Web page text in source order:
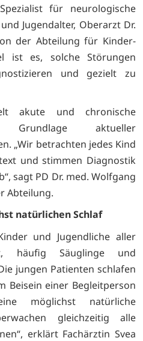
für neurologische
Jugendalter, Oberarzt Dr.
der Abteilung für Kinder-
ist es, solche Störungen
und gezielt zu
akute und chronische
aktueller
„Wir betrachten jedes Kind
und stimmen Diagnostik
sagt PD Dr. med. Wolfgang
Abteilung.
natürlichen Schlaf
und Jugendliche aller
häufig Säuglinge und
jungen Patienten schlafen
Beisein einer Begleitperson
möglichst natürliche
gleichzeitig alle
erklärt Fachärztin Svea